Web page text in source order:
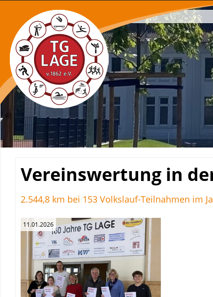
überspringen
Vereinswertung in
2.544,8 km bei 153 Volkslauf-Teilnahmen im
11.01.2026